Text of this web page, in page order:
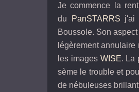
Je commence la
du
PanSTARRS j'ai
Boussole. Son
légèrement
les images WISE. La
sème le trouble et
de nébuleuses